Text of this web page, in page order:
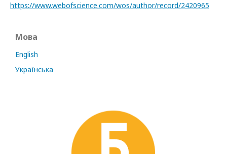
https://www.webofscience.com/wos/author/record/2420965
Мова
English
Українська